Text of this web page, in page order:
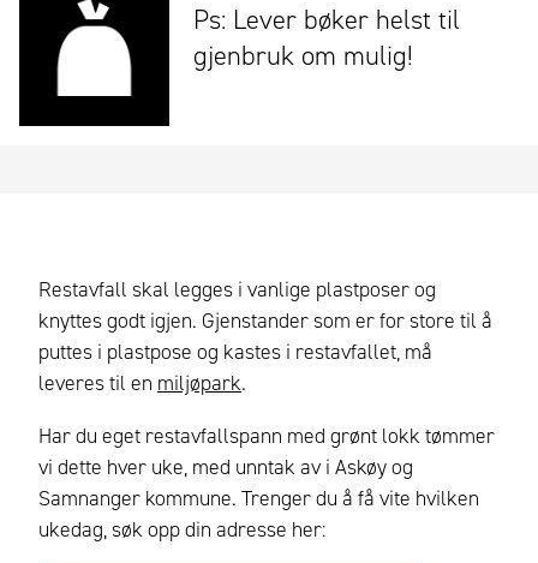
Ps: Lever bøker helst til
gjenbruk om mulig!
Restavfall skal legges i vanlige plastposer og
knyttes godt igjen. Gjenstander som er for store til å
puttes i plastpose og kastes i restavfallet, må
leveres til en miljøpark.
Har du eget restavfallspann med grønt lokk tømmer
vi dette hver uke, med unntak av i Askøy og
Samnanger kommune. Trenger du å få vite hvilken
ukedag, søk opp din adresse her: